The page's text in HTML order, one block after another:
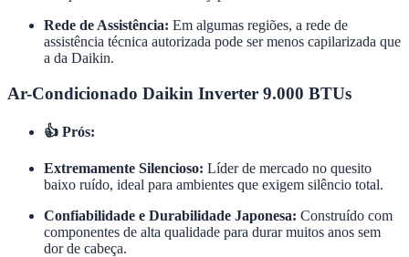
Rede de Assistência: Em algumas regiões, a rede de
assistência técnica autorizada pode ser menos capilarizada que
a da Daikin.
Ar-Condicionado Daikin Inverter 9.000 BTUs
👍 Prós:
Extremamente Silencioso: Líder de mercado no quesito
baixo ruído, ideal para ambientes que exigem silêncio total.
Confiabilidade e Durabilidade Japonesa: Construído com
componentes de alta qualidade para durar muitos anos sem
dor de cabeça.